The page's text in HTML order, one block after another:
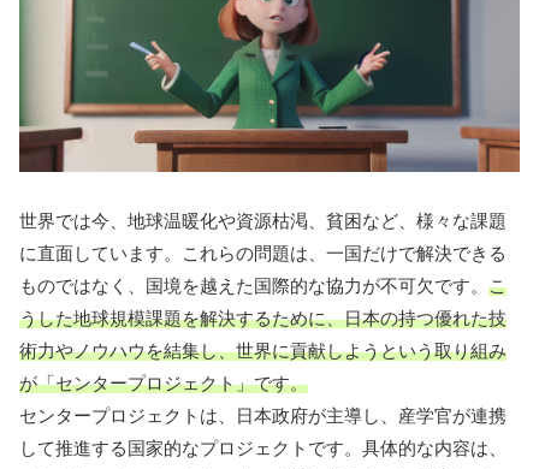
世界では今、地球温暖化や資源枯渇、貧困など、様々な課題
に直面しています。これらの問題は、一国だけで解決できる
ものではなく、国境を越えた国際的な協力が不可欠です。 こ
うした地球規模課題を解決するために、日本の持つ優れた技
術力やノウハウを結集し、世界に貢献しようという取り組み
が「センタープロジェクト」です。
センタープロジェクトは、日本政府が主導し、産学官が連携
して推進する国家的なプロジェクトです。具体的な内容は、